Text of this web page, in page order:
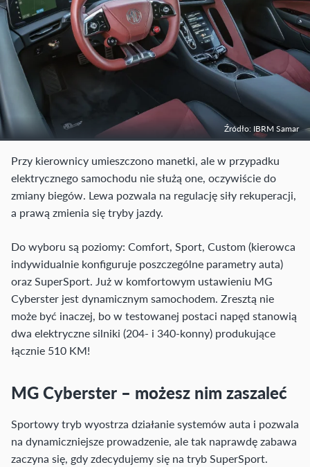
Źródło: IBRM Samar
Przy kierownicy umieszczono manetki, ale w przypadku
elektrycznego samochodu nie służą one, oczywiście do
zmiany biegów. Lewa pozwala na regulację siły rekuperacji,
a prawą zmienia się tryby jazdy.
Do wyboru są poziomy: Comfort, Sport, Custom (kierowca
indywidualnie konfiguruje poszczególne parametry auta)
oraz SuperSport. Już w komfortowym ustawieniu MG
Cyberster jest dynamicznym samochodem. Zresztą nie
może być inaczej, bo w testowanej postaci napęd stanowią
dwa elektryczne silniki (204- i 340-konny) produkujące
łącznie 510 KM!
MG Cyberster – możesz nim zaszaleć
Sportowy tryb wyostrza działanie systemów auta i pozwala
na dynamiczniejsze prowadzenie, ale tak naprawdę zabawa
zaczyna się, gdy zdecydujemy się na tryb SuperSport.